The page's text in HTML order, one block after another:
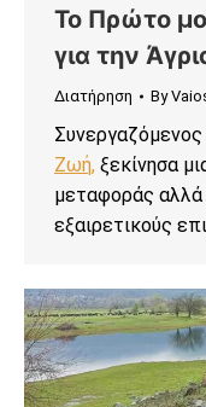
Το Πρώτο
για την
Διατήρηση By
Ζωή, ξεκίνησα
μεταφοράς αλλά
εξαιρετικούς